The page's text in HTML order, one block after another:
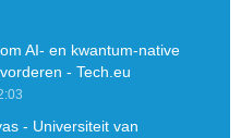
AI- en kwantum-native
- Tech.eu
- Universiteit van